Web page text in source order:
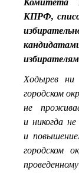
Комитета
КПРФ,
избирателям
Ходырев ни
городском
не
и никогда
и
городском